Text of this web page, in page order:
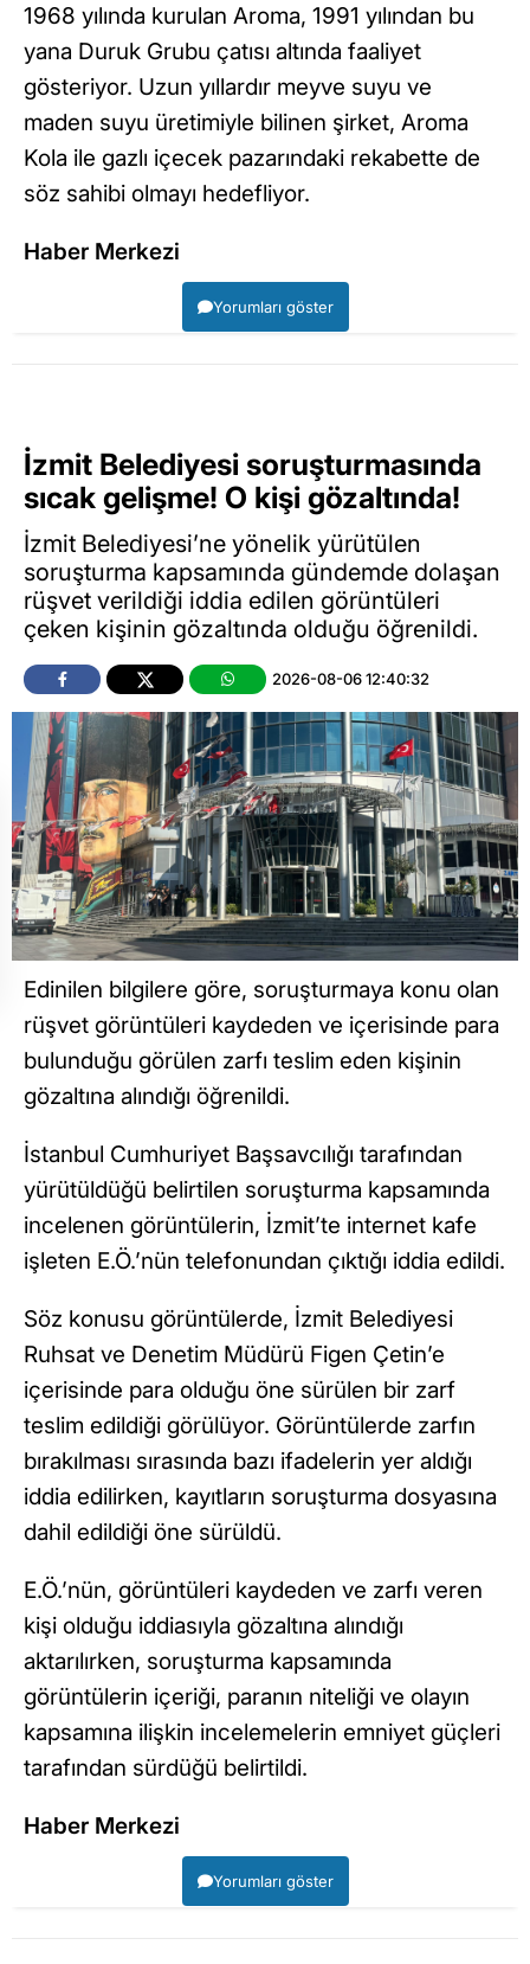
1968 yılında kurulan Aroma, 1991 yılından bu
yana Duruk Grubu çatısı altında faaliyet
gösteriyor. Uzun yıllardır meyve suyu ve
maden suyu üretimiyle bilinen şirket, Aroma
Kola ile gazlı içecek pazarındaki rekabette de
söz sahibi olmayı hedefliyor.
Haber Merkezi
Yorumları göster
İzmit Belediyesi soruşturmasında
sıcak gelişme! O kişi gözaltında!
İzmit Belediyesi’ne yönelik yürütülen
soruşturma kapsamında gündemde dolaşan
rüşvet verildiği iddia edilen görüntüleri
çeken kişinin gözaltında olduğu öğrenildi.
2026-08-06 12:40:32
Edinilen bilgilere göre, soruşturmaya konu olan
rüşvet görüntüleri kaydeden ve içerisinde para
bulunduğu görülen zarfı teslim eden kişinin
gözaltına alındığı öğrenildi.
İstanbul Cumhuriyet Başsavcılığı tarafından
yürütüldüğü belirtilen soruşturma kapsamında
incelenen görüntülerin, İzmit’te internet kafe
işleten E.Ö.’nün telefonundan çıktığı iddia edildi.
Söz konusu görüntülerde, İzmit Belediyesi
Ruhsat ve Denetim Müdürü Figen Çetin’e
içerisinde para olduğu öne sürülen bir zarf
teslim edildiği görülüyor. Görüntülerde zarfın
bırakılması sırasında bazı ifadelerin yer aldığı
iddia edilirken, kayıtların soruşturma dosyasına
dahil edildiği öne sürüldü.
E.Ö.’nün, görüntüleri kaydeden ve zarfı veren
kişi olduğu iddiasıyla gözaltına alındığı
aktarılırken, soruşturma kapsamında
görüntülerin içeriği, paranın niteliği ve olayın
kapsamına ilişkin incelemelerin emniyet güçleri
tarafından sürdüğü belirtildi.
Haber Merkezi
Yorumları göster